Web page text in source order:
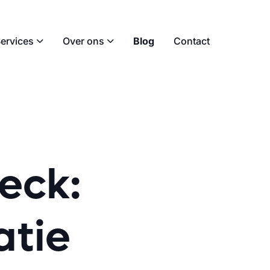
Over ons Blog Contact